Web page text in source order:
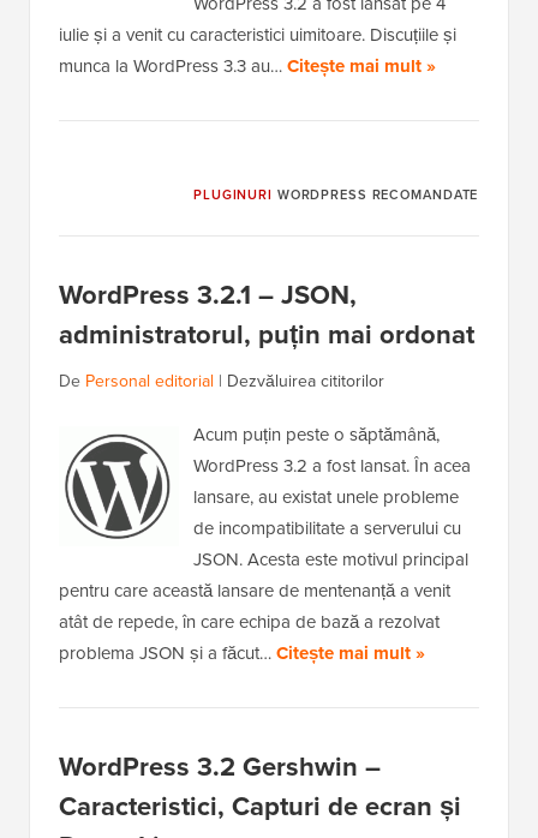
iulie și a venit cu caracteristici uimitoare. Discuțiile și
munca la WordPress 3.3 au…Citește mai mult »
PLUGINURI WORDPRESS RECOMANDATE
WordPress 3.2.1 – JSON,
administratorul, puțin mai ordonat
De Personal editorial | Dezvăluirea cititorilor
Acum puțin peste o săptămână,
WordPress 3.2 a fost lansat. În acea
lansare, au existat unele probleme
de incompatibilitate a serverului cu
JSON. Acesta este motivul principal
pentru care această lansare de mentenanță a venit
atât de repede, în care echipa de bază a rezolvat
problema JSON și a făcut…Citește mai mult »
WordPress 3.2 Gershwin –
Caracteristici, Capturi de ecran și